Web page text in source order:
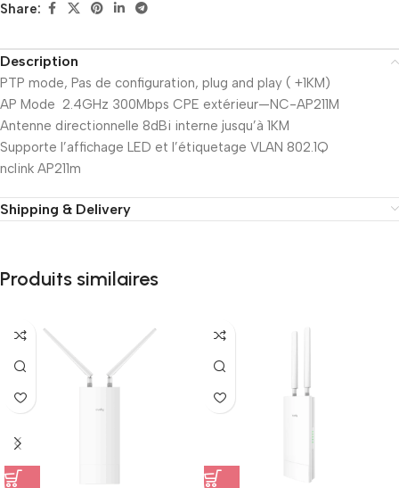
Share:
Description
PTP mode, Pas de configuration, plug and play ( +1KM)
AP Mode 2.4GHz 300Mbps CPE extérieur—NC-AP211M
Antenne directionnelle 8dBi interne jusqu’à 1KM
Supporte l’affichage LED et l’étiquetage VLAN 802.1Q
nclink AP211m
Shipping & Delivery
Produits similaires